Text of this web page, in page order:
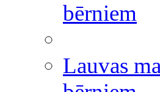
bērniem
Lauvas